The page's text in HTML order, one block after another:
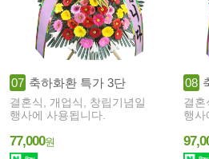
07 축하화환 특가 3단
결혼식, 개업식, 창립기념일
행사에 사용됩니다.
77,000원
08
결혼
행사